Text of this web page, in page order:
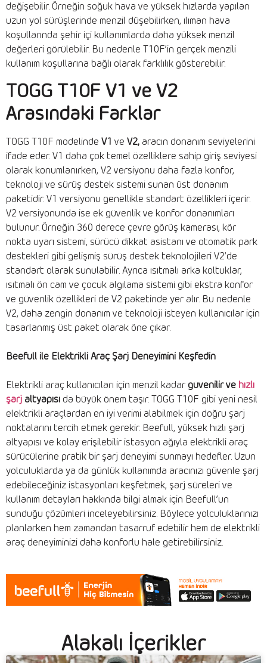
değişebilir. Örneğin soğuk hava ve yüksek hızlarda yapılan
uzun yol sürüşlerinde menzil düşebilirken, ılıman hava
koşullarında şehir içi kullanımlarda daha yüksek menzil
değerleri görülebilir. Bu nedenle T10F’in gerçek menzili
kullanım koşullarına bağlı olarak farklılık gösterebilir.
TOGG T10F V1 ve V2
Arasındaki Farklar
TOGG T10F modelinde V1 ve V2, aracın donanım seviyelerini
ifade eder. V1 daha çok temel özelliklere sahip giriş seviyesi
olarak konumlanırken, V2 versiyonu daha fazla konfor,
teknoloji ve sürüş destek sistemi sunan üst donanım
paketidir. V1 versiyonu genellikle standart özellikleri içerir.
V2 versiyonunda ise ek güvenlik ve konfor donanımları
bulunur. Örneğin 360 derece çevre görüş kamerası, kör
nokta uyarı sistemi, sürücü dikkat asistanı ve otomatik park
destekleri gibi gelişmiş sürüş destek teknolojileri V2’de
standart olarak sunulabilir. Ayrıca ısıtmalı arka koltuklar,
ısıtmalı ön cam ve çocuk algılama sistemi gibi ekstra konfor
ve güvenlik özellikleri de V2 paketinde yer alır. Bu nedenle
V2, daha zengin donanım ve teknoloji isteyen kullanıcılar için
tasarlanmış üst paket olarak öne çıkar.
Beefull ile Elektrikli Araç Şarj Deneyimini Keşfedin
Elektrikli araç kullanıcıları için menzil kadar güvenilir ve hızlı
şarj altyapısı da büyük önem taşır. TOGG T10F gibi yeni nesil
elektrikli araçlardan en iyi verimi alabilmek için doğru şarj
noktalarını tercih etmek gerekir. Beefull, yüksek hızlı şarj
altyapısı ve kolay erişilebilir istasyon ağıyla elektrikli araç
sürücülerine pratik bir şarj deneyimi sunmayı hedefler. Uzun
yolculuklarda ya da günlük kullanımda aracınızı güvenle şarj
edebileceğiniz istasyonları keşfetmek, şarj süreleri ve
kullanım detayları hakkında bilgi almak için Beefull’un
sunduğu çözümleri inceleyebilirsiniz. Böylece yolculuklarınızı
planlarken hem zamandan tasarruf edebilir hem de elektrikli
araç deneyiminizi daha konforlu hale getirebilirsiniz.
Alakalı İçerikler